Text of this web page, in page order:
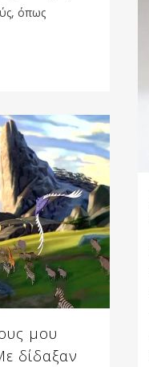
όπως
μου
δίδαξαν